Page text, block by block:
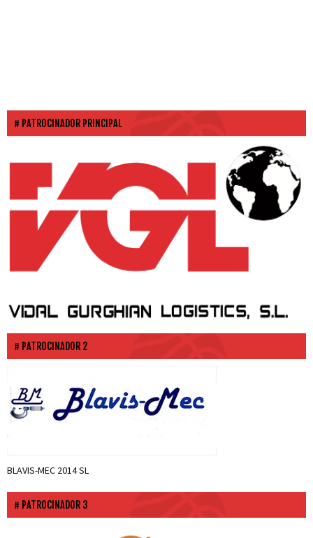
PATROCINADOR PRINCIPAL
PATROCINADOR 2
BLAVIS-MEC 2014 SL
PATROCINADOR 3